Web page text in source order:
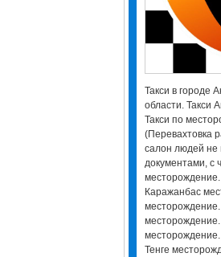
Такси в городе
области. Такси
Такси по
(Перевахтовка
салон людей не
документами, с
Каражанбас
Тенге